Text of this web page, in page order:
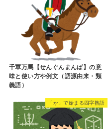
千軍万馬【せんぐんまんば】の意
味と使い方や例文（語源由来・類
義語）
「か」で始まる四字熟語